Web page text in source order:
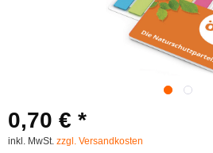
0,70 € *
inkl. MwSt. zzgl. Versandkosten